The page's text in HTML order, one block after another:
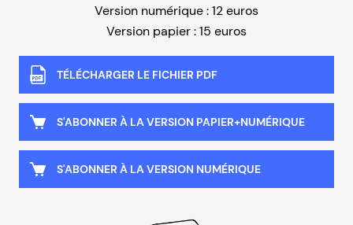
Version numérique : 12 euros
Version papier : 15 euros
TÉLÉCHARGER LE FICHIER PDF
S'ABONNER À LA VERSION PAPIER+NUMÉRIQUE
S'ABONNER À LA VERSION NUMÉRIQUE